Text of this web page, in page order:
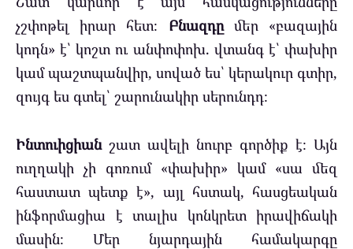
չշփոթել իրար հետ։ Բնազդըմեր «բազային
կոդն» է՝ կոշտ ու անփոփոխ. վտանգ է՝ փախիր
կամ պաշտպանվիր, սոված ես՝ կերակուր գտիր,
զույգ ես գտել՝ շարունակիր սերունդդ։
Ինտուիցիանշատ ավելի նուրբ գործիք է։ Այն
ուղղակի չի գոռում «փախիր» կամ «սա մեզ
հաստատ պետք է», այլ հստակ, հասցեական
ինֆորմացիա է տալիս կոնկրետ իրավիճակի
մասին։ Մեր նյարդային համակարգը